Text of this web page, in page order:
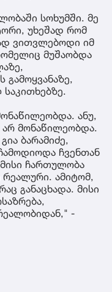
სოხუმში. მე
უხეშად რომ
ვითვლებოდი იმ
მუშაობდა
გამოყვანაზე,
საკითხებზე.
ანუ,
არ მონაწილეობდა.
ბარამიძე,
ჩვენთან
ჩართულობა
ამიტომ,
განაცხადა. მისი
-